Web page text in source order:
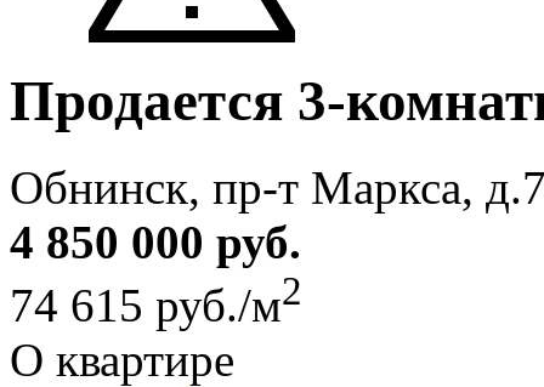
Продается 3-
Обнинск, пр-т Маркса,
4 850 000 руб.
74 615 руб./м2
О квартире